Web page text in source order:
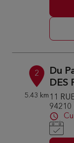
2
5.43 km
Du
DES
11
94210